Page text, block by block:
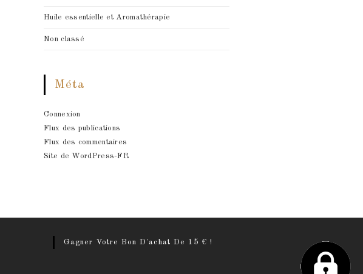
Huile essentielle et Aromathérapie
Non classé
Méta
Connexion
Flux des publications
Flux des commentaires
Site de WordPress-FR
Gagner Votre Bon D'achat De 15 € !